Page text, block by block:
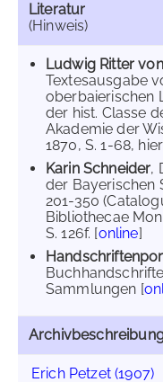
Literatur
(Hinweis)
Ludwig Ritter
Textesausgabe
oberbaierischen
der hist. Classe
Akademie der
1870, S. 1-68,
Karin Schneider,
der Bayerischen
201-350
Bibliothecae
S. 126f. [online]
Sammlungen [
Erich Petzet (1907)